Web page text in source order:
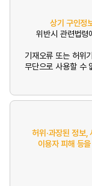
상기 구인정
위반시 관련법령
기재오류 또는 허위
무단으로 사용할 수
허위·과장된 정보,
이용자 피해 등